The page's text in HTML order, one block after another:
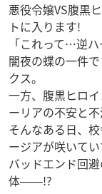
悪役令嬢VS腹黒
トに入ります!
「これって…逆
闇夜の蝶の一件
クス。
一方、腹黒ヒロ
ーリアの不安と不
そんなある日、
ージアが咲いて
バッドエンド回
体――!?